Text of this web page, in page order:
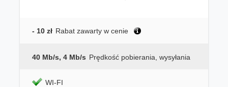
- 10 zł Rabat zawarty w cenie
40 Mb/s, 4 Mb/s Prędkość pobierania, wysyłania
WI-FI